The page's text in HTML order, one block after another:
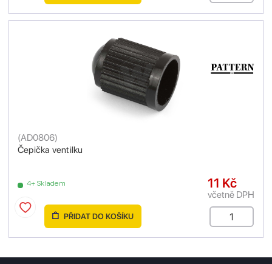
Čepička ventilku
(AD0806)
4+ Skladem 11 Kč
včetně DPH
PŘIDAT DO KOŠÍKU